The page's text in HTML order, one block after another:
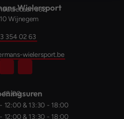
Wielersport
332
Wijnegem
354 02 63
wielersport.be
18:00
12:00 & 13:30 - 18:00
12:00 & 13:30 - 18:00